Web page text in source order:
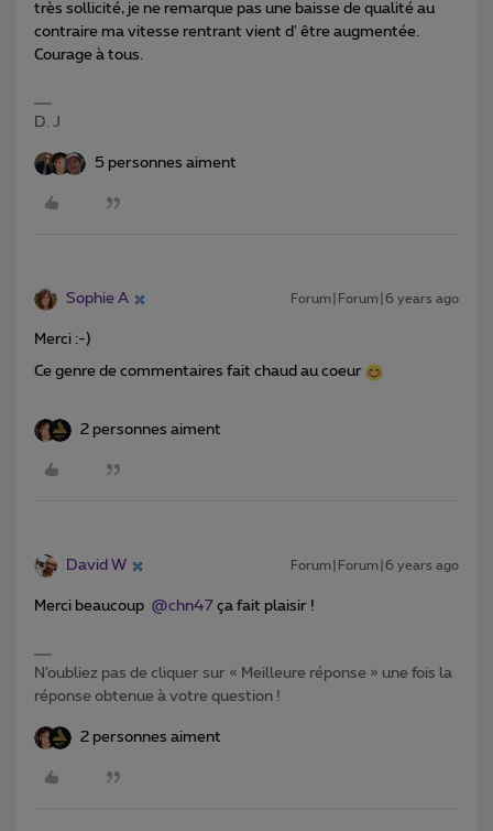
très sollicité, je ne remarque pas une baisse de qualité au
contraire ma vitesse rentrant vient d' être augmentée.
Courage à tous.
D. J
5 personnes aiment
Sophie A Forum|Forum|6 years ago
Merci :-)
Ce genre de commentaires fait chaud au coeur
2 personnes aiment
David W Forum|Forum|6 years ago
Merci beaucoup @chn47 ça fait plaisir !
N’oubliez pas de cliquer sur « Meilleure réponse » une fois la
réponse obtenue à votre question !
2 personnes aiment